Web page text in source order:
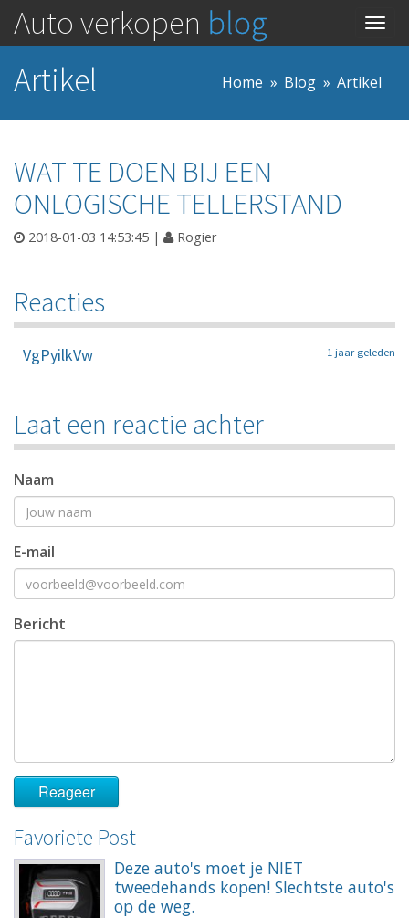
Auto verkopen blog
Artikel
Home Blog Artikel
WAT TE DOEN BIJ EEN
ONLOGISCHE TELLERSTAND
2018-01-03 14:53:45 | Rogier
Reacties
VgPyilkVw 1 jaar geleden
Laat een reactie achter
Naam
E-mail
Bericht
Favoriete Post
Deze auto's moet je NIET
tweedehands kopen! Slechtste auto's
op de weg.